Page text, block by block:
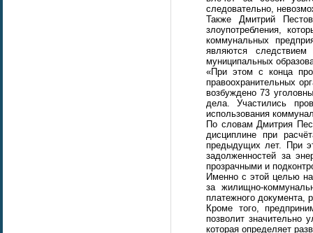
следовательно,
Также Дмитрий
злоупотребления,
коммунальных
являются следствием
муниципальных
«При этом с конца
правоохранительных
возбуждено 73
дела. Участились
использования
По словам Дмитрия
дисциплине при
предыдущих лет. При
задолженностей за
прозрачными и
Именно с этой целью
за жилищно-
платежного документа,
Кроме того,
позволит значительно
которая определяет